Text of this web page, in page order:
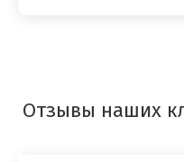
Отзывы наших